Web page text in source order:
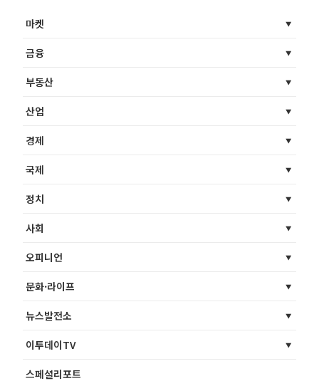
마켓
금융
부동산
산업
경제
국제
정치
사회
오피니언
문화·라이프
뉴스발전소
이투데이TV
스페셜리포트